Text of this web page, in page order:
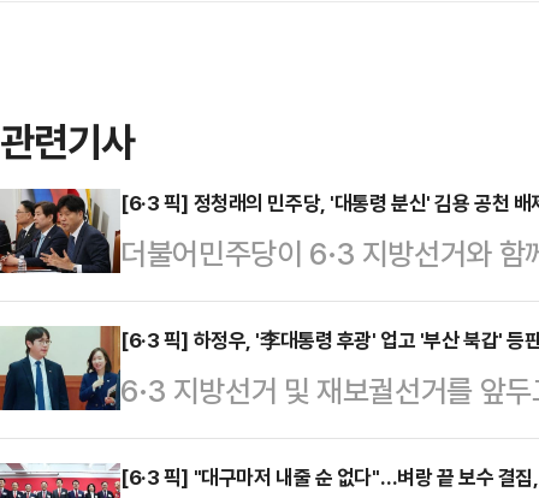
관련기사
[6·3 픽] 정청래의 민주당, '대통령 분신' 김용 공천
더불어민주당이 6·3 지방선거와
대통령의 '분신' 격인 김용 전 민주
재명)계의 공개 압박에도 불구하고
부원장을 공천하지 않으면서, 공천
로 비화할 것이란 전망이 제기된다
기도권 재보궐선거 전략공천 인사
[6·3 픽] 하정우, '李대통령 후광' 업고 '부산 북갑' 등
6·3 지방선거 및 재보궐선거를 앞
'정치 1번지'로 부상하고 있다.이재
대 AI미래기획수석이 부산의 유일
[6·3 픽] "대구마저 내줄 순 없다"…벼랑 끝 보수 결